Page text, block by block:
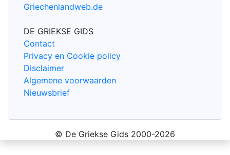
Griechenlandweb.de
DE GRIEKSE GIDS
Contact
Privacy en Cookie policy
Disclaimer
Algemene voorwaarden
Nieuwsbrief
© De Griekse Gids 2000-2026